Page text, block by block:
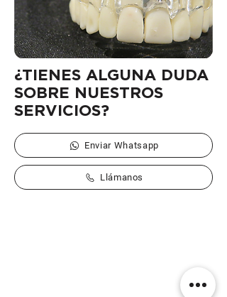
¿TIENES ALGUNA DUDA
SOBRE NUESTROS
SERVICIOS?
Enviar Whatsapp
Llámanos